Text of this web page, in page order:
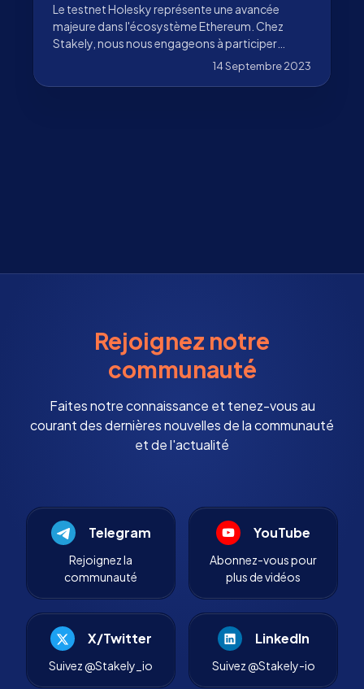
Le testnet Holesky représente une avancée
majeure dans l'écosystème Ethereum. Chez
Stakely, nous nous engageons à participer
activement à ce développement.14 Septembre 2023
Rejoignez notre
communauté
Faites notre connaissance et tenez-vous au
courant des dernières nouvelles de la communauté
et de l'actualité
Telegram
Rejoignez la
communauté
YouTube
Abonnez-vous pour
plus de vidéos
X/Twitter
Suivez @Stakely_io
LinkedIn
Suivez @Stakely-io